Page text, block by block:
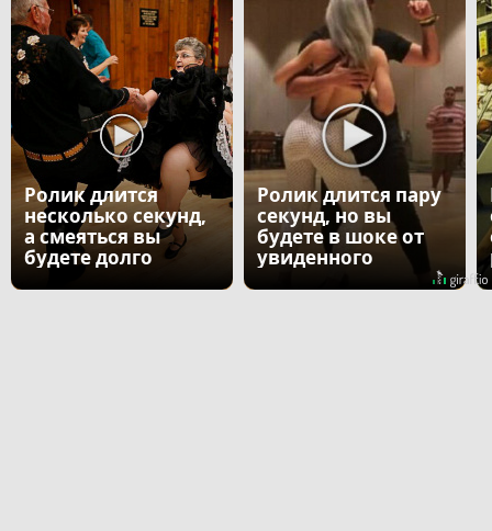
Ролик длится
несколько секунд,
а смеяться вы
будете долго
Ролик длится пару
секунд, но вы
будете в шоке от
увиденного